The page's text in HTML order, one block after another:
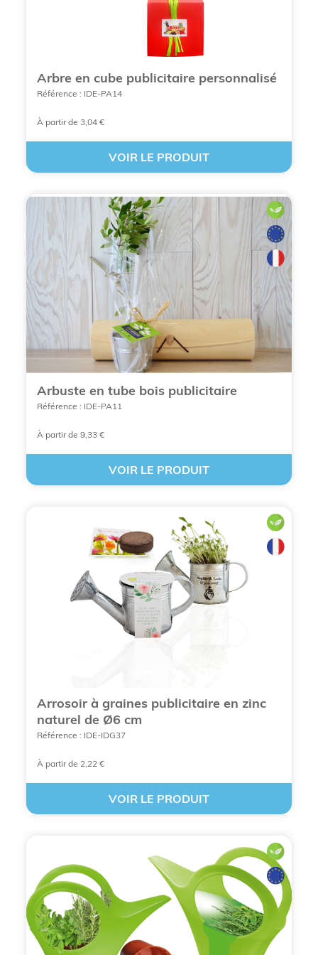
Une réponse concrète aux enjeux de
l'utilisation de matériaux biodégradables, de
L'image de marque est valorisée
ou reçoit.
La réduction de l'empreinte carbone
est au
cœur de la démarche de BCL Concept, en
privilégiant des solutions de marquage et de
sourcing responsables.
Les techniques de
personnalisation de plantes
publicitaires proposées par BCL
Arbre en cube publicitaire personnalisé
Référence : IDE-PA14
À partir de 3,04 €
VOIR LE PRODUIT
Arbuste en tube bois publicitaire
Référence : IDE-PA11
À partir de 9,33 €
VOIR LE PRODUIT
Arrosoir à graines publicitaire en zinc
naturel de Ø6 cm
Référence : IDE-IDG37
À partir de 2,22 €
VOIR LE PRODUIT